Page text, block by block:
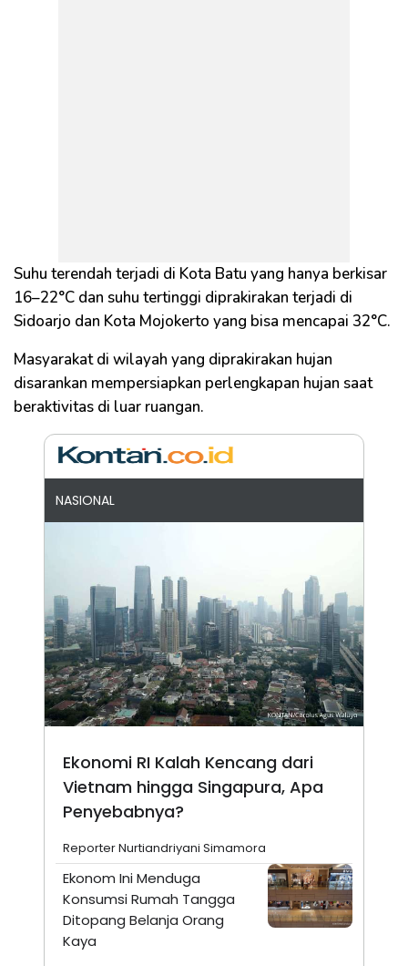
Suhu terendah terjadi di Kota Batu yang hanya berkisar
16–22°C dan suhu tertinggi diprakirakan terjadi di
Sidoarjo dan Kota Mojokerto yang bisa mencapai 32°C.
Masyarakat di wilayah yang diprakirakan hujan
disarankan mempersiapkan perlengkapan hujan saat
beraktivitas di luar ruangan.
NASIONAL
Ekonomi RI Kalah Kencang dari
Vietnam hingga Singapura, Apa
Penyebabnya?
Reporter Nurtiandriyani Simamora
Ekonom Ini Menduga
Konsumsi Rumah Tangga
Ditopang Belanja Orang
Kaya